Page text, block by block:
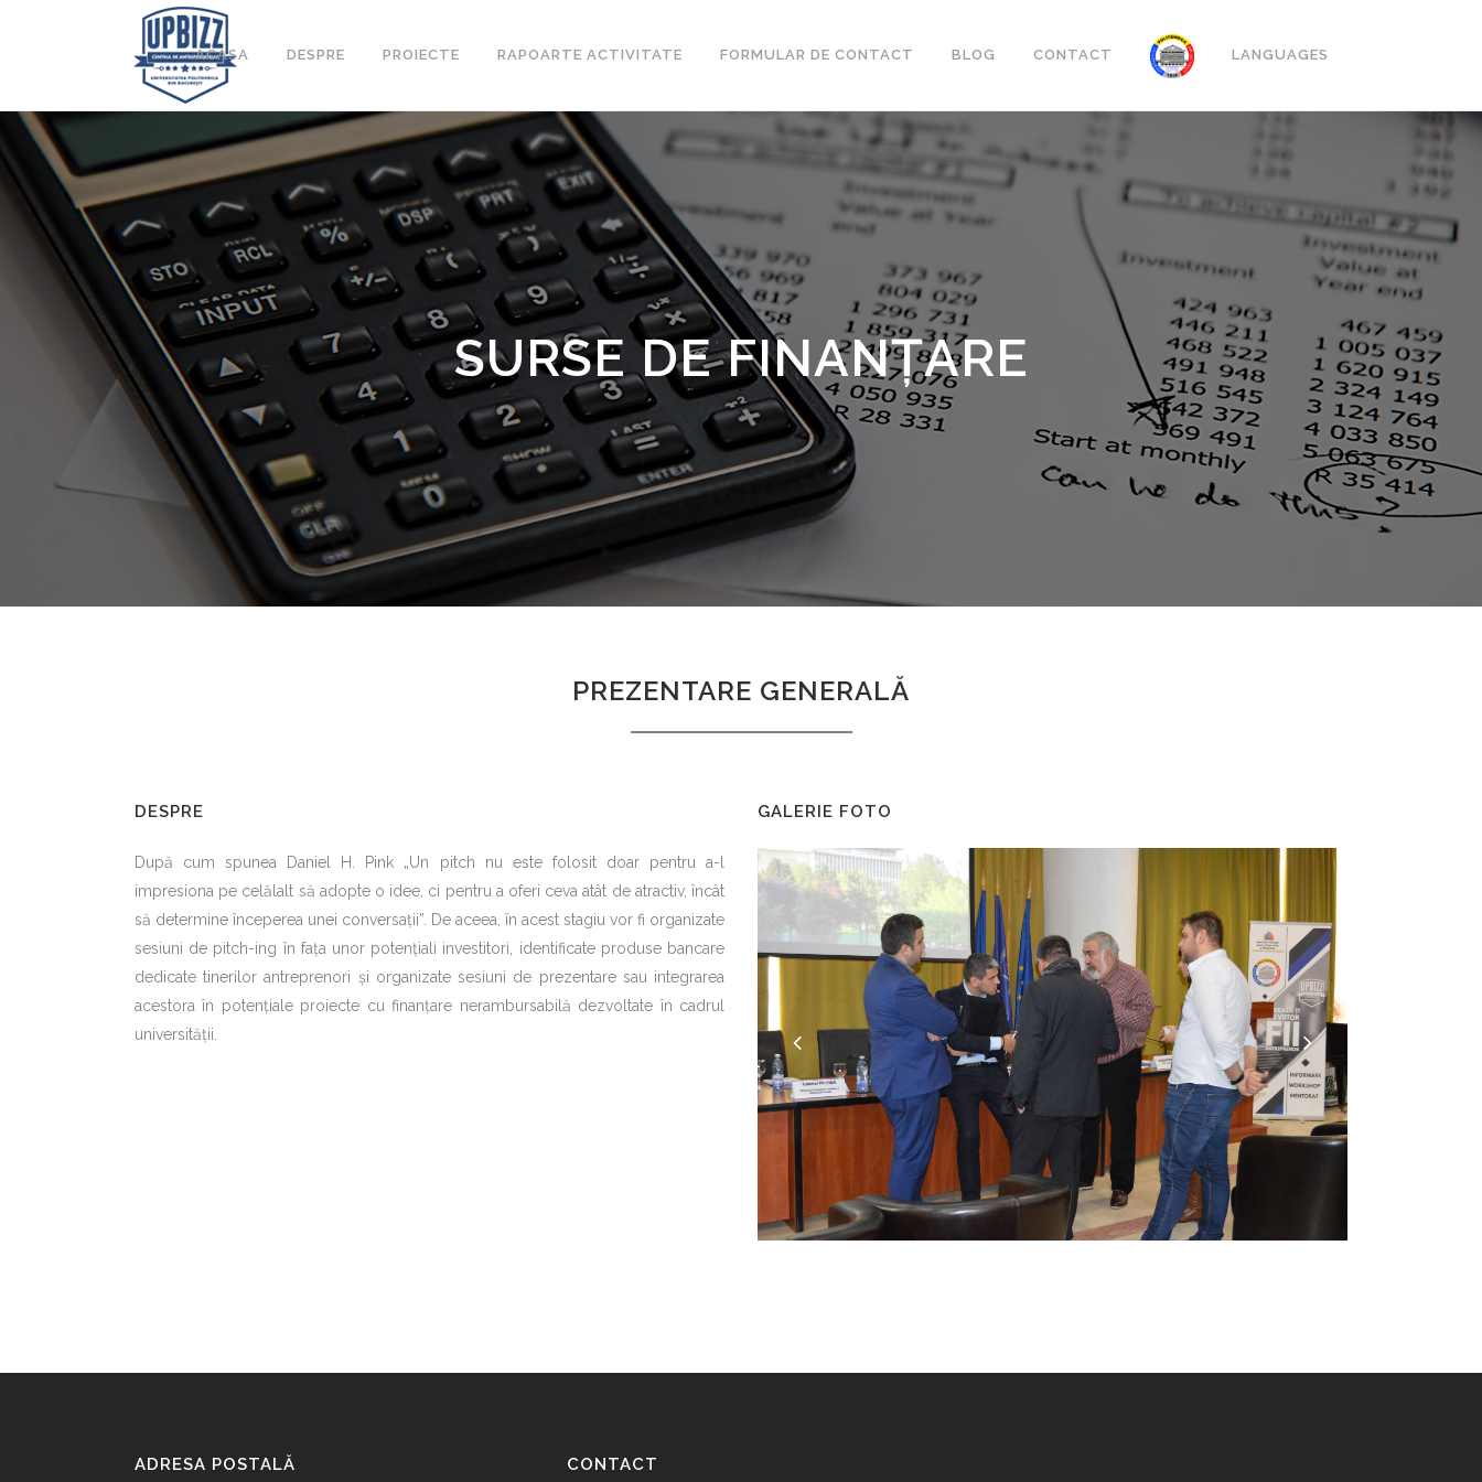
ACASA DESPRE PROIECTE RAPOARTE ACTIVITATE FORMULAR DE CONTACT BLOG CONTACT LANGUAGES
SURSE DE FINANŢARE
PREZENTARE GENERALĂ
DESPRE
După cum spunea Daniel H. Pink „Un pitch nu este folosit doar pentru a-l
impresiona pe celălalt să adopte o idee, ci pentru a oferi ceva atât de atractiv, încât
să determine începerea unei conversaţii”. De aceea, în acest stagiu vor fi organizate
sesiuni de pitch-ing în faţa unor potenţiali investitori, identificate produse bancare
dedicate tinerilor antreprenori şi organizate sesiuni de prezentare sau integrarea
acestora în potenţiale proiecte cu finanţare nerambursabilă dezvoltate în cadrul
universităţii.
GALERIE FOTO
ADRESA POSTALĂ CONTACT